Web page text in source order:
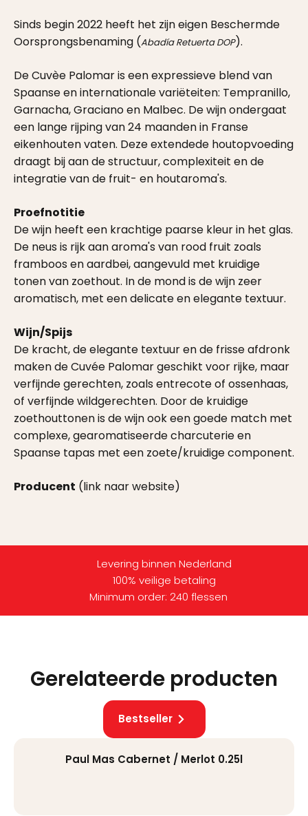
Sinds begin 2022 heeft het zijn eigen Beschermde
Oorsprongsbenaming (Abadía Retuerta DOP).
De Cuvèe Palomar is een expressieve blend van
Spaanse en internationale variëteiten: Tempranillo,
Garnacha, Graciano en Malbec. De wijn ondergaat
een lange rijping van 24 maanden in Franse
eikenhouten vaten. Deze extendede houtopvoeding
draagt bij aan de structuur, complexiteit en de
integratie van de fruit- en houtaroma's.
Proefnotitie
De wijn heeft een krachtige paarse kleur in het glas.
De neus is rijk aan aroma's van rood fruit zoals
framboos en aardbei, aangevuld met kruidige
tonen van zoethout. In de mond is de wijn zeer
aromatisch, met een delicate en elegante textuur.
Wijn/Spijs
De kracht, de elegante textuur en de frisse afdronk
maken de Cuvée Palomar geschikt voor rijke, maar
verfijnde gerechten, zoals entrecote of ossenhaas,
of verfijnde wildgerechten. Door de kruidige
zoethouttonen is de wijn ook een goede match met
complexe, gearomatiseerde charcuterie en
Spaanse tapas met een zoete/kruidige component.
Producent (link naar website)
Levering binnen Nederland
100% veilige betaling
Minimum order: 240 flessen
Gerelateerde producten
Bestseller
Paul Mas Cabernet / Merlot 0.25l